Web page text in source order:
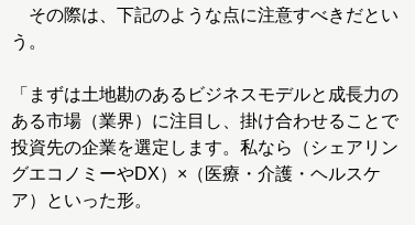
その際は、下記のような点に注意すべきだとい
う。
「まずは土地勘のあるビジネスモデルと成長力の
ある市場（業界）に注目し、掛け合わせることで
投資先の企業を選定します。私なら（シェアリン
グエコノミーやDX）×（医療・介護・ヘルスケ
ア）といった形。